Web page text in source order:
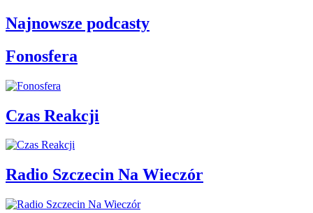
Najnowsze podcasty
Fonosfera
Czas Reakcji
Radio Szczecin Na Wieczór